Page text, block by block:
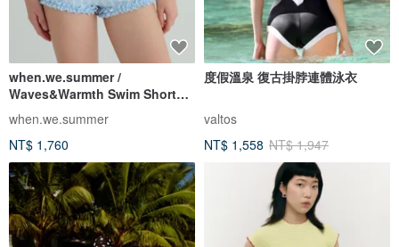
when.we.summer /
Waves&Warmth Swim Short
(僅褲裝)
when.we.summer
NT$ 1,760
度假溫泉 復古掛脖連體泳衣
valtos
NT$ 1,558 NT$ 1,947